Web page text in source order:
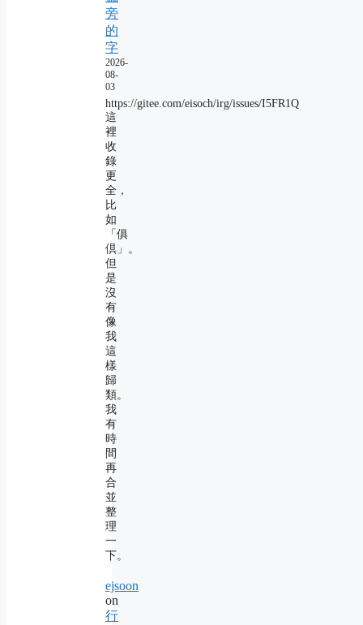
旁
的
字
2026-
08-
03
https://gitee.com/eisoch/irg/issues/I5FR1Q
這
裡
收
錄
更
全，
比
如
「俱
倶」。
但
是
沒
有
像
我
這
樣
歸
類。
我
有
時
間
再
合
並
整
理
一
下。
ejsoon
on
行